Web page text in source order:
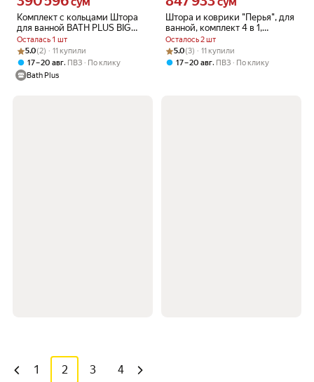
Комплект с кольцами Штора
для ванной BATH PLUS BIG
240*200 бежевый однотонная
тканевая
Осталась 1 шт
Рейтинг товара: 5.0 из 5
Оценок: (2) · 11 купили
5.0(2) · 11 купили
17 – 20 авг, ПВЗ
По клику
Bath Plus
Штора и коврики "Перья", для
ванной, комплект 4 в 1,
полиэстер, кольца в комплекте
Осталось 2 шт
Рейтинг товара: 5.0 из 5
Оценок: (3) · 11 купили
5.0(3) · 11 купили
17 – 20 авг, ПВЗ По клику
1 2 3 4